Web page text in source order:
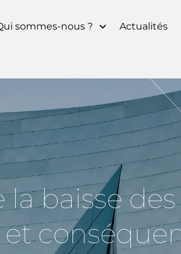
sommes-nous ? Actualités
baisse